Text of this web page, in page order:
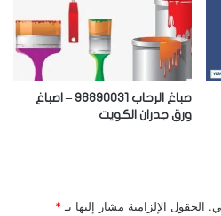
صباغ الرحاب 98890031 – اصباغ
ورق جدران الكويت
الحقول الإلزامية مشار إليها بـ *